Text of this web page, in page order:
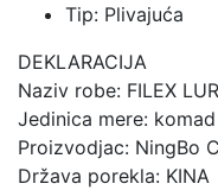
Tip: Plivajuća
DEKLARACIJA
Naziv robe: FILEX
Jedinica mere: komad
Proizvodjac: NingBo
Država porekla: KINA